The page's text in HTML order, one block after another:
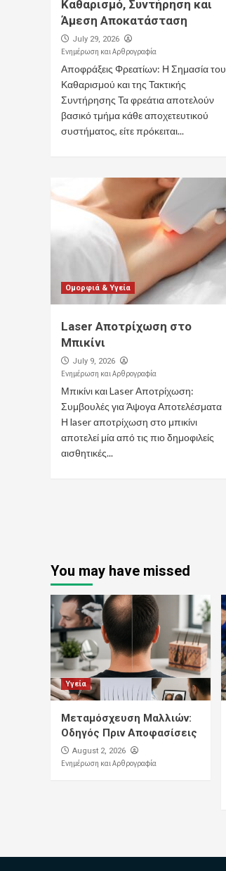
Καθαρισμό, Συντήρηση και
Άμεση Αποκατάσταση
July 29, 2026
Ενημέρωση και Αρθρογραφία
Αποφράξεις Φρεατίων: Η Σημασία του
Καθαρισμού και της Τακτικής
Συντήρησης Τα φρεάτια αποτελούν
βασικό τμήμα κάθε αποχετευτικού
συστήματος, είτε πρόκειται...
Ομορφιά & Υγεία
Laser Αποτρίχωση στο
Μπικίνι
July 9, 2026
Ενημέρωση και Αρθρογραφία
Μπικίνι και Laser Αποτρίχωση:
Συμβουλές για Άψογα Αποτελέσματα
Η laser αποτρίχωση στο μπικίνι
αποτελεί μία από τις πιο δημοφιλείς
αισθητικές...
You may have missed
Υγεία
Μεταμόσχευση Μαλλιών:
Οδηγός Πριν Αποφασίσεις
August 2, 2026
Ενημέρωση και Αρθρογραφία